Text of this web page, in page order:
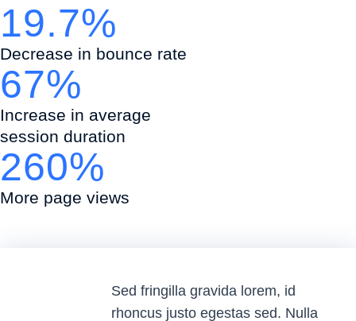
19.7%
Decrease in bounce rate
67%
Increase in average
session duration
260%
More page views
Sed fringilla gravida lorem, id
rhoncus justo egestas sed. Nulla